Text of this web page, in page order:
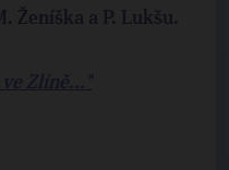
Ženíška a P. Lukšu.